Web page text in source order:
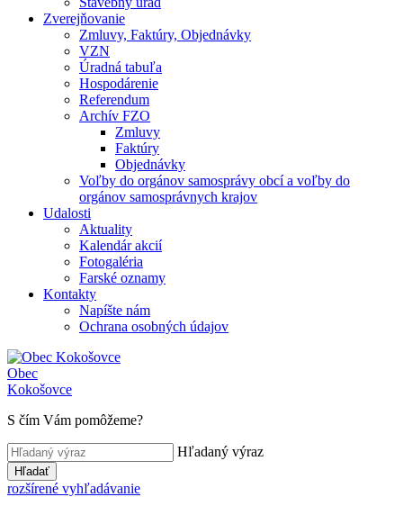
Zverejňovanie
Zmluvy, Faktúry, Objednávky
VZN
Úradná tabuľa
Hospodárenie
Referendum
Archív FZO
Zmluvy
Faktúry
Objednávky
Voľby do orgánov samosprávy obcí a voľby do
orgánov samosprávnych krajov
Udalosti
Aktuality
Kalendár akcií
Fotogaléria
Farské oznamy
Kontakty
Napíšte nám
Ochrana osobných údajov
Obec
Kokošovce
S čím Vám pomôžeme?
Hľadaný výraz
Hľadať
rozšírené vyhľadávanie